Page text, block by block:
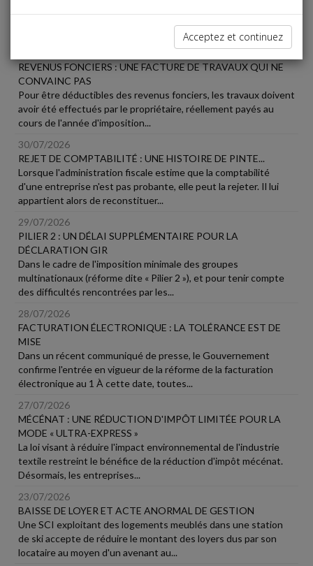
REVENUS FONCIERS : UNE FACTURE DE TRAVAUX QUI NE
CONVAINC PAS
Pour être déductibles des revenus fonciers, les travaux doivent
avoir été effectués par le propriétaire, réellement payés au
cours de l'année d'imposition...
30/07/2026
REJET DE COMPTABILITÉ : UNE HISTOIRE DE PINTE...
Lorsque l'administration fiscale estime que la comptabilité
d'une entreprise n'est pas probante, elle peut la rejeter. Il lui
appartient alors de reconstituer...
29/07/2026
PILIER 2 : UN DÉLAI SUPPLÉMENTAIRE POUR LA
DÉCLARATION GIR
Dans le cadre de l'imposition minimale des groupes
multinationaux (réforme dite « Pilier 2 »), et pour tenir compte
des difficultés rencontrées par les...
28/07/2026
FACTURATION ÉLECTRONIQUE : LA TOLÉRANCE EST DE
MISE
Dans un récent communiqué de presse, le Gouvernement
confirme l'entrée en vigueur de la réforme de la facturation
électronique au 1 À cette date, toutes...
27/07/2026
MÉCÉNAT : UNE RÉDUCTION D'IMPÔT LIMITÉE POUR LA
MODE « ULTRA-EXPRESS »
La loi visant à réduire l'impact environnemental de l'industrie
textile restreint le bénéfice de la réduction d'impôt mécénat.
Désormais, les entreprises...
23/07/2026
BAISSE DE LOYER ET ACTE ANORMAL DE GESTION
Une SCI exploitant des logements meublés dans une station
de ski accepte de réduire le montant des loyers dus par son
locataire au moyen d'un avenant au...
Acceptez et continuez